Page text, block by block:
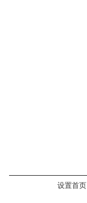
设置首页